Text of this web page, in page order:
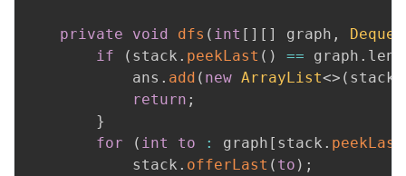
private void dfs ( int [ ] [ ] graph , Deque
if
( stack . peekLast ( ) == graph .
            ans
. add ( new ArrayList<> ( stack
return ;
}
for
( int to : graph [ stack . peekLast
            stack
. offerLast ( to ) ;